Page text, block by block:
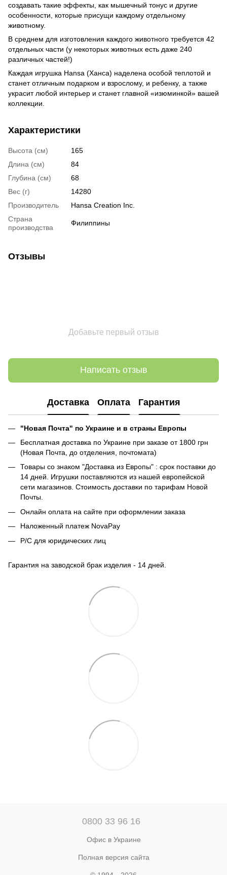
создавать такие эффекты, как мышечный тонус и другие
особенности, которые присущи каждому отдельному
животному.
В среднем для изготовления каждого животного требуется 42
отдельных части (у некоторых животных есть даже 240
различных частей!)
Каждая игрушка Hansa (Ханса) наделена особой теплотой и
станет отличным подарком и взрослому, и ребенку, а также
украсит любой интерьер и станет главной «изюминкой» вашей
коллекции.
Характеристики
Высота (см)
165
Длина (см)
84
Глубина (см)
68
Вес (г)
14280
Производитель
Hansa Creation Inc.
Страна
производства
Филиппины
Отзывы
Добавьте первый отзыв
Написать отзыв
Доставка Оплата Гарантия
"Новая Почта" по Украине и в страны Европы
Бесплатная доставка по Украине при заказе от 1800 грн
(Новая Почта, до отделения, почтомата)
Товары со знаком "Доставка из Европы" : срок поставки до
14 дней. Игрушки поставляются из нашей европейской
сети магазинов. Стоимость доставки по тарифам Новой
Почты.
Онлайн оплата на сайте при оформлении заказа
Наложенный платеж NovaPay
Р/С для юридических лиц
Гарантия на заводской брак изделия - 14 дней.
0800 33 96 16
Офис в Украине
Полная версия сайта